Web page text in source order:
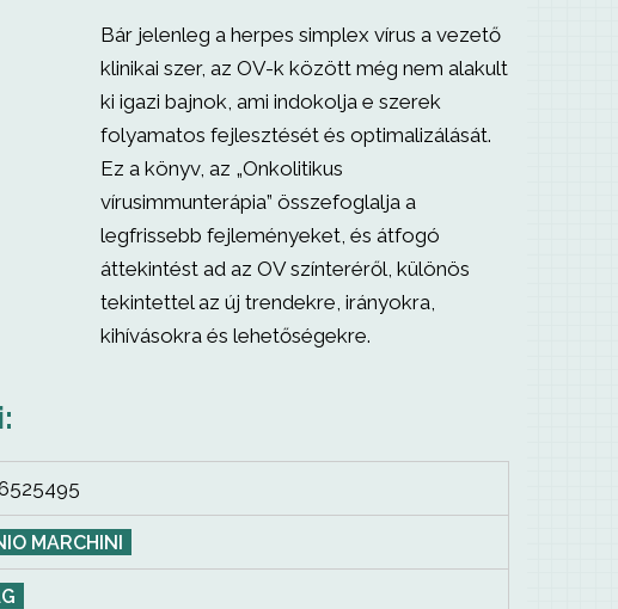
Bár jelenleg a herpes simplex vírus a vezető
klinikai szer, az OV-k között még nem alakult
ki igazi bajnok, ami indokolja e szerek
folyamatos fejlesztését és optimalizálását.
Ez a könyv, az „Onkolitikus
vírusimmunterápia” összefoglalja a
legfrissebb fejleményeket, és átfogó
áttekintést ad az OV színteréről, különös
tekintettel az új trendekre, irányokra,
kihívásokra és lehetőségekre.
MARCHINI